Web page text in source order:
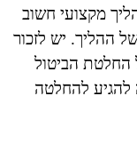
מקצועי חשוב
ההליך. יש לזכור
החלטת הביטול
להגיע להחלטה